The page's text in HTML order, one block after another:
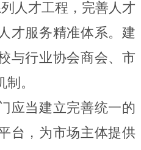
人才工程，完善人才
才服务精准体系。建
与行业协会商会、市
。
应当建立完善统一的
台，为市场主体提供